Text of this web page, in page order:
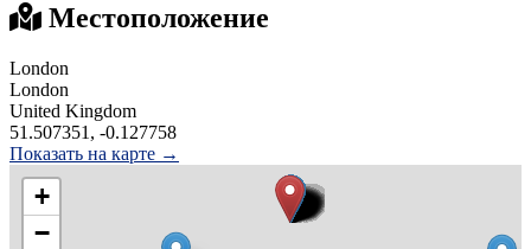
Местоположение
London
London
United Kingdom
51.507351, -0.127758
Показать на карте →
+
−